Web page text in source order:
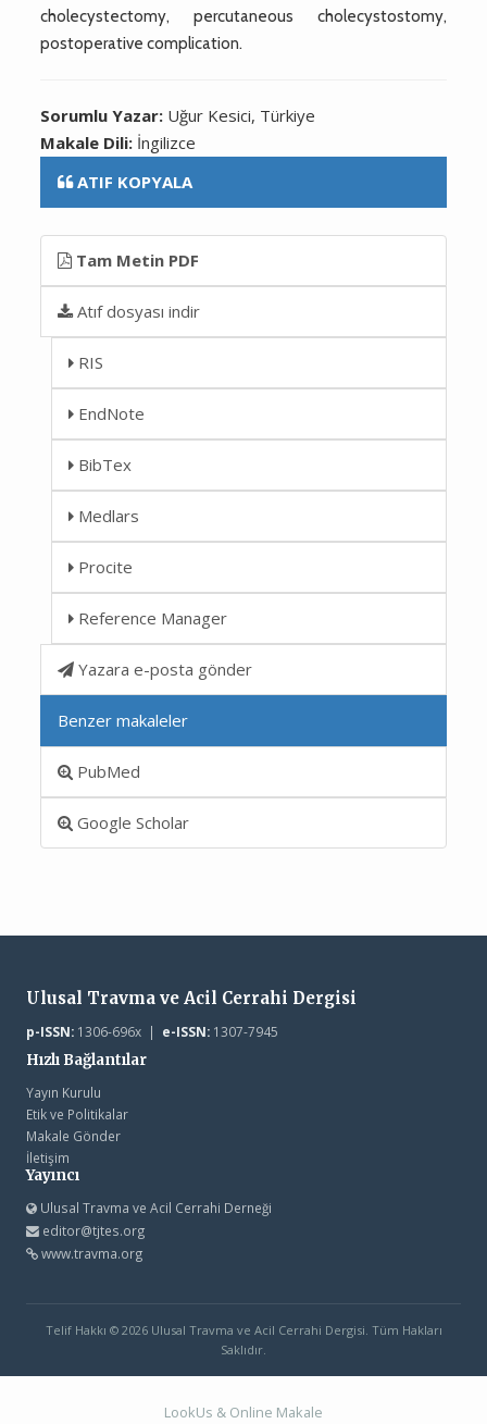
cholecystectomy, percutaneous cholecystostomy,
postoperative complication.
Sorumlu Yazar: Uğur Kesici, Türkiye
Makale Dili: İngilizce
ATIF KOPYALA
Tam Metin PDF
Atıf dosyası indir
RIS
EndNote
BibTex
Medlars
Procite
Reference Manager
Yazara e-posta gönder
Benzer makaleler
PubMed
Google Scholar
Ulusal Travma ve Acil Cerrahi Dergisi
p-ISSN:1306-696x | e-ISSN:1307-7945
Hızlı Bağlantılar
Yayın Kurulu
Etik ve Politikalar
Makale Gönder
İletişim
Yayıncı
Ulusal Travma ve Acil Cerrahi Derneği
editor@tjtes.org
www.travma.org
Telif Hakkı © 2026 Ulusal Travma ve Acil Cerrahi Dergisi. Tüm Hakları
Saklıdır.
LookUs & Online Makale